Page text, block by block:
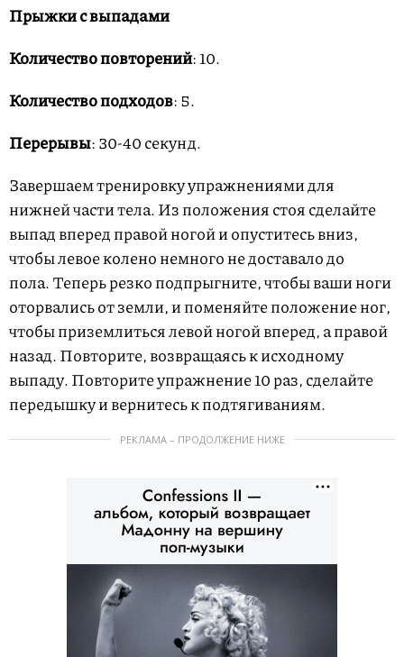
Прыжки с выпадами
Количество повторений: 10.
Количество подходов: 5.
Перерывы: 30-40 секунд.
Завершаем тренировку упражнениями для
нижней части тела. Из положения стоя сделайте
выпад вперед правой ногой и опуститесь вниз,
чтобы левое колено немного не доставало до
пола. Теперь резко подпрыгните, чтобы ваши ноги
оторвались от земли, и поменяйте положение ног,
чтобы приземлиться левой ногой вперед, а правой
назад. Повторите, возвращаясь к исходному
выпаду. Повторите упражнение 10 раз, сделайте
передышку и вернитесь к подтягиваниям.
РЕКЛАМА – ПРОДОЛЖЕНИЕ НИЖЕ